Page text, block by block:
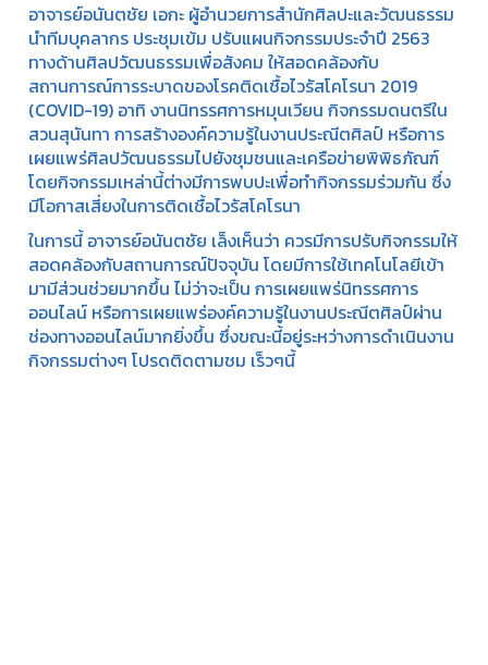
อาจารย์อนันตชัย เอกะ ผู้อำนวยการสำนักศิลปะและวัฒนธรรม
นำทีมบุคลากร ประชุมเข้ม ปรับแผนกิจกรรมประจำปี 2563
ทางด้านศิลปวัฒนธรรมเพื่อสังคม ให้สอดคล้องกับ
สถานการณ์การระบาดของโรคติดเชื้อไวรัสโคโรนา 2019
(COVID-19) อาทิ งานนิทรรศการหมุนเวียน กิจกรรมดนตรีใน
สวนสุนันทา การสร้างองค์ความรู้ในงานประณีตศิลป์ หรือการ
เผยแพร่ศิลปวัฒนธรรมไปยังชุมชนและเครือข่ายพิพิธภัณฑ์
โดยกิจกรรมเหล่านี้ต่างมีการพบปะเพื่อทำกิจกรรมร่วมกัน ซึ่ง
มีโอกาสเสี่ยงในการติดเชื้อไวรัสโคโรนา
ในการนี้ อาจารย์อนันตชัย เล็งเห็นว่า ควรมีการปรับกิจกรรมให้
สอดคล้องกับสถานการณ์ปัจจุบัน โดยมีการใช้เทคโนโลยีเข้า
มามีส่วนช่วยมากขึ้น ไม่ว่าจะเป็น การเผยแพร่นิทรรศการ
ออนไลน์ หรือการเผยแพร่องค์ความรู้ในงานประณีตศิลป์ผ่าน
ช่องทางออนไลน์มากยิ่งขึ้น ซึ่งขณะนี้อยู่ระหว่างการดำเนินงาน
กิจกรรมต่างๆ โปรดติดตามชม เร็วๆนี้